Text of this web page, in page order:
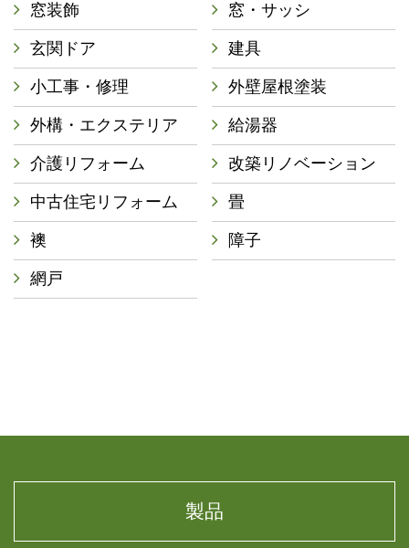
窓装飾 窓・サッシ
玄関ドア 建具
小工事・修理 外壁屋根塗装
外構・エクステリア 給湯器
介護リフォーム 改築リノベーション
中古住宅リフォーム 畳
襖 障子
網戸
製品